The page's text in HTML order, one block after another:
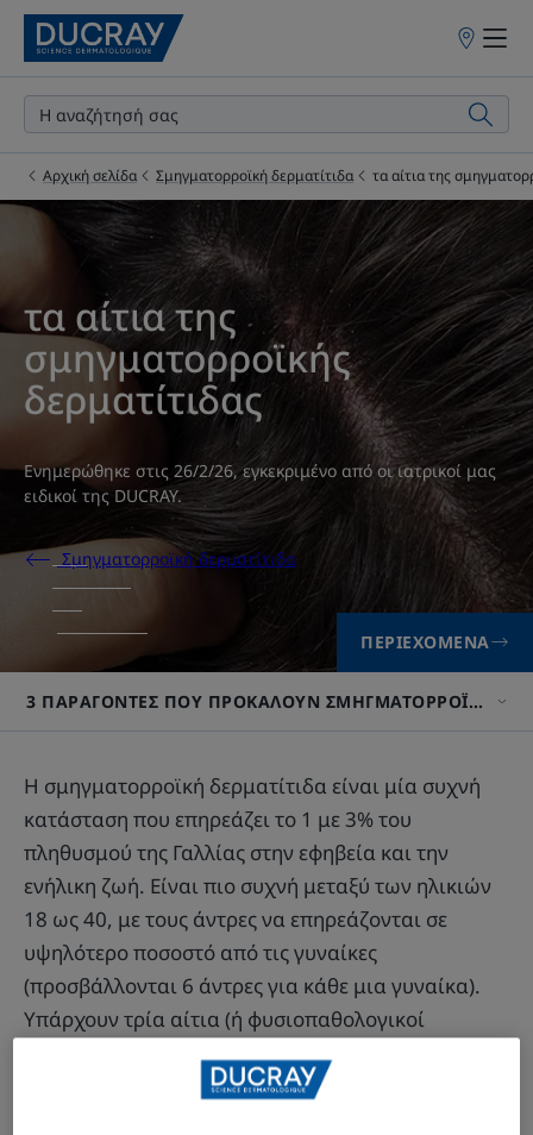
Σημεία
Αρχική σελίδα Σμηγματορροϊκή δερματίτιδα τα αίτια της
τα αίτια της
σμηγματορροϊκής
δερματίτιδας
Ενημερώθηκε στις 26/2/26, εγκεκριμένο από οι ιατρικοί μας
ειδικοί της DUCRAY.
Σμηγματορροϊκή δερματίτιδα
ΠΕΡΙΕΧΌΜΕΝΑ
3 ΠΑΡΆΓΟΝΤΕΣ ΠΟΥ ΠΡΟΚΑΛΟΎΝ ΣΜΗΓΜΑΤΟΡΡΟΪΚΉ
Η σμηγματορροϊκή δερματίτιδα είναι μία συχνή
κατάσταση που επηρεάζει το 1 με 3% του
πληθυσμού της Γαλλίας στην εφηβεία και την
ενήλικη ζωή. Είναι πιο συχνή μεταξύ των ηλικιών
18 ως 40, με τους άντρες να επηρεάζονται σε
υψηλότερο ποσοστό από τις γυναίκες
(προσβάλλονται 6 άντρες για κάθε μια γυναίκα).
Υπάρχουν τρία αίτια (ή φυσιοπαθολογικοί
μηχανισμοί) της πάθησης που πλέον είναι καλά
γνωστά. Ποικίλοι παράγοντες μπορούν να